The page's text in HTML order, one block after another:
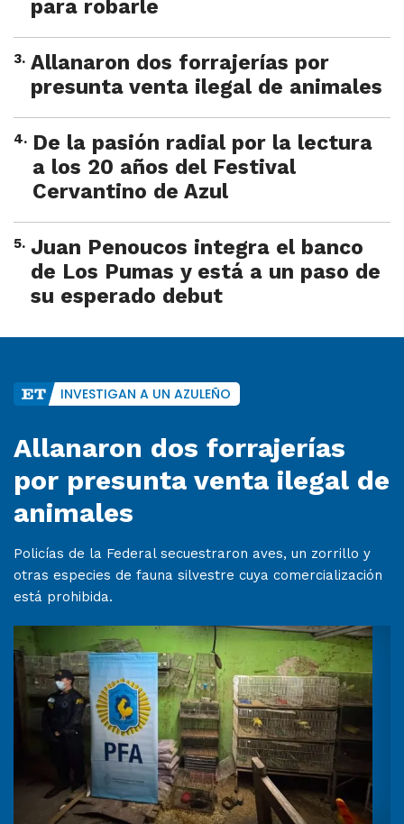
para robarle
3. Allanaron dos forrajerías por
presunta venta ilegal de animales
4. De la pasión radial por la lectura
a los 20 años del Festival
Cervantino de Azul
5. Juan Penoucos integra el banco
de Los Pumas y está a un paso de
su esperado debut
INVESTIGAN A UN AZULEÑO
Allanaron dos forrajerías
por presunta venta ilegal de
animales
Policías de la Federal secuestraron aves, un zorrillo y
otras especies de fauna silvestre cuya comercialización
está prohibida.